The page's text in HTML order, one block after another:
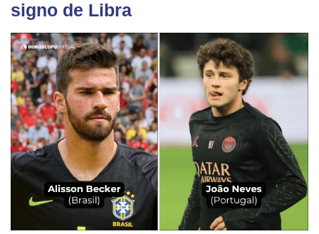
signo de Libra